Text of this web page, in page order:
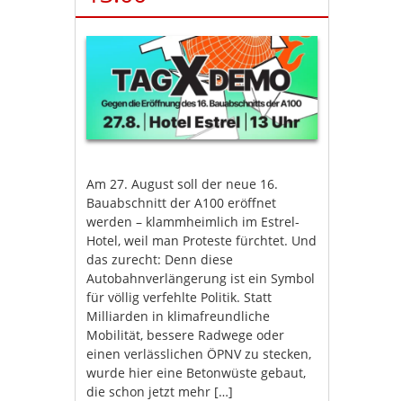
Am 27. August soll der neue 16.
Bauabschnitt der A100 eröffnet
werden – klammheimlich im Estrel-
Hotel, weil man Proteste fürchtet. Und
das zurecht: Denn diese
Autobahnverlängerung ist ein Symbol
für völlig verfehlte Politik. Statt
Milliarden in klimafreundliche
Mobilität, bessere Radwege oder
einen verlässlichen ÖPNV zu stecken,
wurde hier eine Betonwüste gebaut,
die schon jetzt mehr […]